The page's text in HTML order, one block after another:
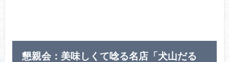
懇親会：美味しくて唸る名店「犬山だる